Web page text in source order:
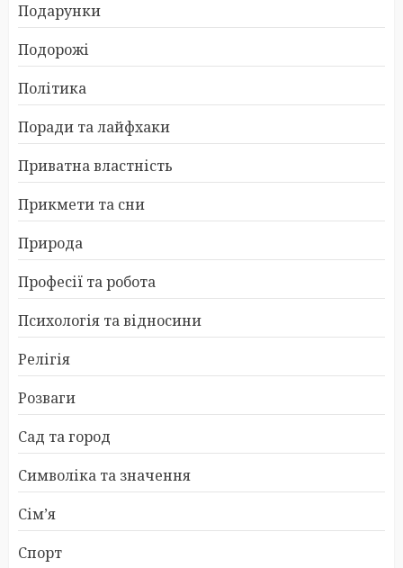
Подарунки
Подорожі
Політика
Поради та лайфхаки
Приватна властність
Прикмети та сни
Природа
Професії та робота
Психологія та відносини
Релігія
Розваги
Сад та город
Символіка та значення
Сім’я
Спорт